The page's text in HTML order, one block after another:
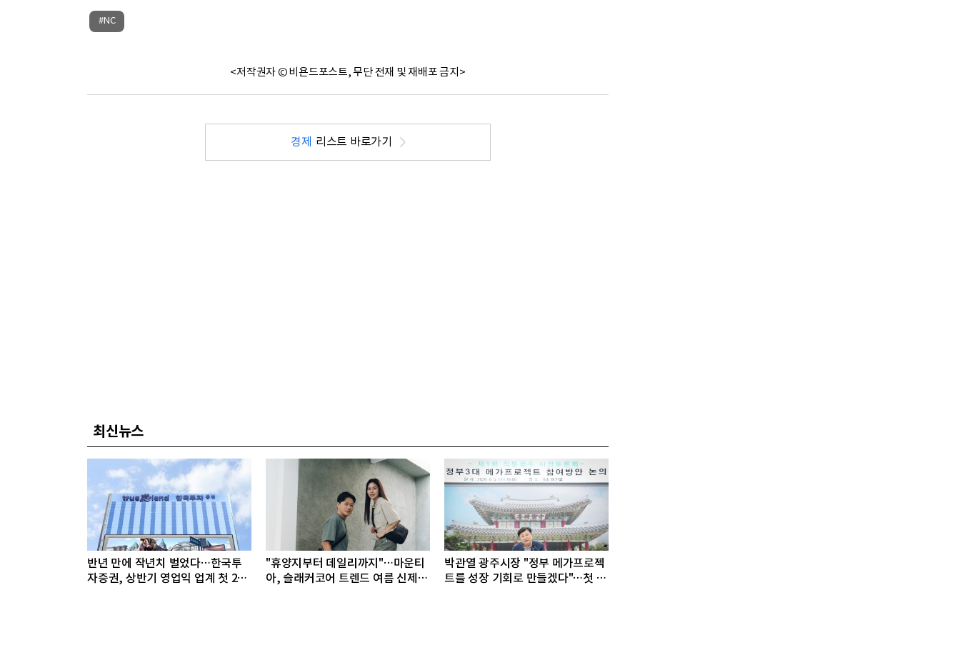
#NC
<저작권자 © 비욘드포스트, 무단 전재 및 재배포 금지>
경제 리스트 바로가기
최신뉴스
반년 만에 작년치 벌었다…한국투
자증권, 상반기 영업익 업계 첫 2조
"휴양지부터 데일리까지"…마운티
아, 슬래커코어 트렌드 여름 신제품
박관열 광주시장 "정부 메가프로젝
트를 성장 기회로 만들겠다"…첫 시